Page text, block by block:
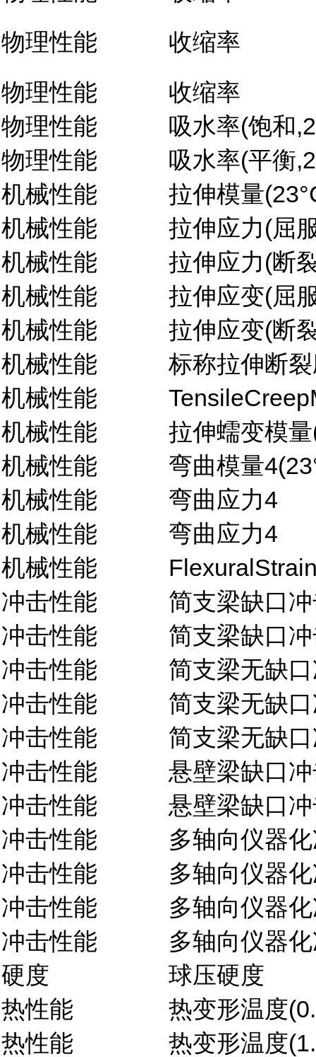
物理性能
收缩率
物理性能
收缩率
物理性能
吸水率(饱和
物理性能
吸水率(平衡
机械性能
拉伸模量
机械性能
拉伸应力(屈
机械性能
拉伸应力(断
机械性能
拉伸应变(屈
机械性能
拉伸应变(断
机械性能
标称拉伸断
机械性能
机械性能
拉伸蠕变模
机械性能
弯曲模量
机械性能
弯曲应力4
机械性能
弯曲应力4
机械性能
冲击性能
简支梁缺口
冲击性能
简支梁缺口
冲击性能
简支梁无缺
冲击性能
简支梁无缺
冲击性能
简支梁无缺
冲击性能
悬壁梁缺口
冲击性能
悬壁梁缺口
冲击性能
多轴向仪器
冲击性能
多轴向仪器
冲击性能
多轴向仪器
冲击性能
多轴向仪器
硬度
球压硬度
热性能
热变形温度
热性能
热变形温度